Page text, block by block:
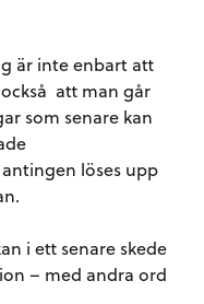
är inte enbart att
att man går
som senare kan
löses upp
i ett senare skede
– med andra ord